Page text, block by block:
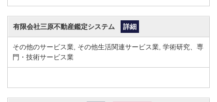
有限会社三原不動産鑑定システム 詳細
その他のサービス業, その他生活関連サービス業, 学術研究、専
門・技術サービス業